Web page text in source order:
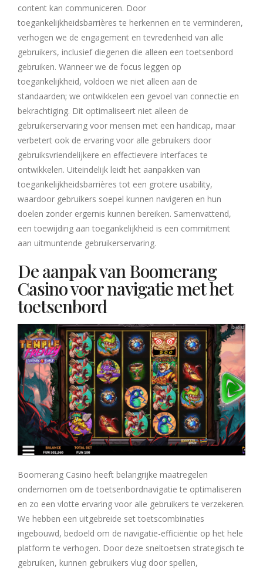
content kan communiceren. Door
toegankelijkheidsbarrières te herkennen en te verminderen,
verhogen we de engagement en tevredenheid van alle
gebruikers, inclusief diegenen die alleen een toetsenbord
gebruiken. Wanneer we de focus leggen op
toegankelijkheid, voldoen we niet alleen aan de
standaarden; we ontwikkelen een gevoel van connectie en
bekrachtiging. Dit optimaliseert niet alleen de
gebruikerservaring voor mensen met een handicap, maar
verbetert ook de ervaring voor alle gebruikers door
gebruiksvriendelijkere en effectievere interfaces te
ontwikkelen. Uiteindelijk leidt het aanpakken van
toegankelijkheidsbarrières tot een grotere usability,
waardoor gebruikers soepel kunnen navigeren en hun
doelen zonder ergernis kunnen bereiken. Samenvattend,
een toewijding aan toegankelijkheid is een commitment
aan uitmuntende gebruikerservaring.
De aanpak van Boomerang
Casino voor navigatie met het
toetsenbord
Boomerang Casino heeft belangrijke maatregelen
ondernomen om de toetsenbordnavigatie te optimaliseren
en zo een vlotte ervaring voor alle gebruikers te verzekeren.
We hebben een uitgebreide set toetscombinaties
ingebouwd, bedoeld om de navigatie-efficiëntie op het hele
platform te verhogen. Door deze sneltoetsen strategisch te
gebruiken, kunnen gebruikers vlug door spellen,